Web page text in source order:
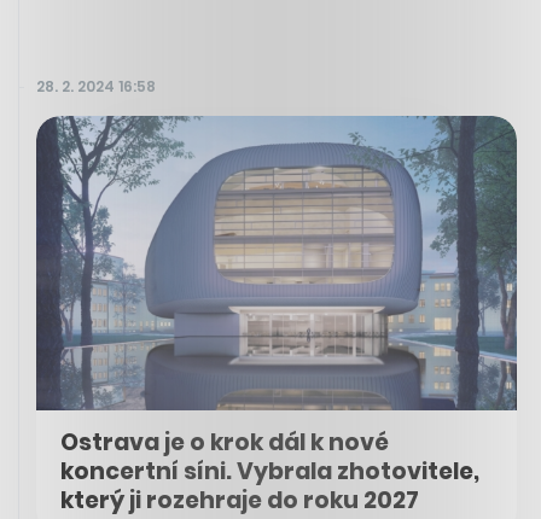
28. 2. 2024 16:58
Ostrava je o krok dál k nové
koncertní síni. Vybrala zhotovitele,
který ji rozehraje do roku 2027